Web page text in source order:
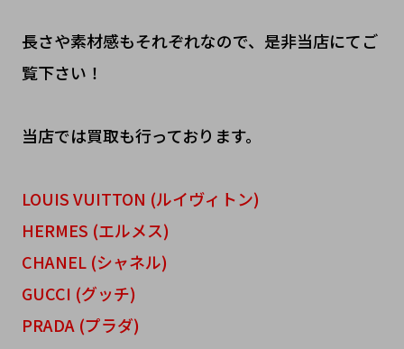
長さや素材感もそれぞれなので、是非当店にてご
覧下さい！
当店では買取も行っております。
LOUIS VUITTON (ルイヴィトン)
HERMES (エルメス)
CHANEL (シャネル)
GUCCI (グッチ)
PRADA (プラダ)